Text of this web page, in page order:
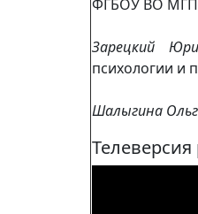
ФГБОУ ВО
Зарецкий
психологии и
Шалыгина